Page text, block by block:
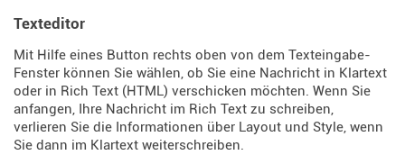
Texteditor
Mit Hilfe eines Button rechts oben von dem Texteingabe-
Fenster können Sie wählen, ob Sie eine Nachricht in Klartext
oder in Rich Text (HTML) verschicken möchten. Wenn Sie
anfangen, Ihre Nachricht im Rich Text zu schreiben,
verlieren Sie die Informationen über Layout und Style, wenn
Sie dann im Klartext weiterschreiben.